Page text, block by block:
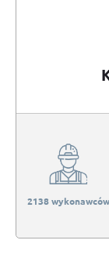
2138 wykonawców